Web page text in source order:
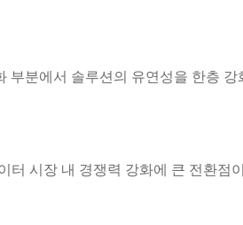
분에서 솔루션의 유연성을 한층
시장 내 경쟁력 강화에 큰 전환점